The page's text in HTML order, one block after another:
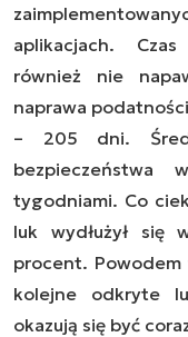
aplikacjach.
również nie
naprawa
– 205 dni.
tygodniami. Co
luk wydłużył się
procent.
kolejne odkryte
okazują się być